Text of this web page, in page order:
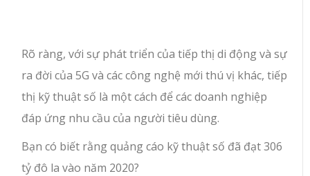
Rõ ràng, với sự phát triển của tiếp thị di động và sự
ra đời của 5G và các công nghệ mới thú vị khác, tiếp
thị kỹ thuật số là một cách để các doanh nghiệp
đáp ứng nhu cầu của người tiêu dùng.
Bạn có biết rằng quảng cáo kỹ thuật số đã đạt 306
tỷ đô la vào năm 2020?